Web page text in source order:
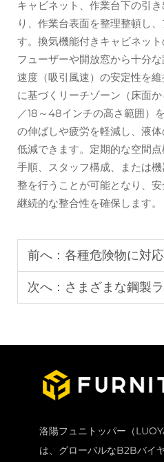
キャビネット、作業台下の引
り、作業台表面を整理整頓し
す。換気機能付きキャビネッ
フューザーや開放窓から十分
速度（吸引風速）の安定性を
に基づくリーチゾーン（床面
／18～48インチの高さ範囲）
の伸ばしや疲労を軽減し、液
低減できます。定期的な空間
手順、スタッフ構成、または
整を行うことが可能となり、
継続的な整合性を確保します。
前へ： 各種危険物に対応した化学
次へ： さまざまな鋼製ラッ
洛陽フュニトッパー（
は、グローバルなB2Bバイ